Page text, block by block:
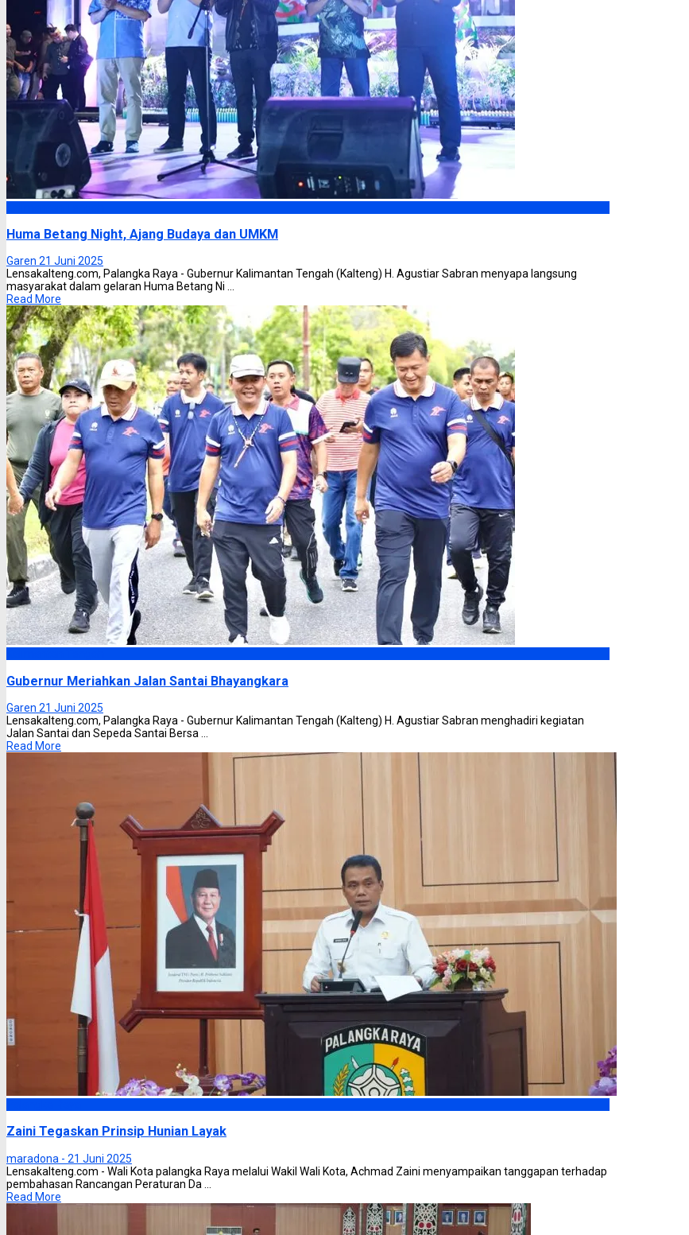
Huma Betang Night, Ajang Budaya dan UMKM
Garen 21 Juni 2025
Lensakalteng.com, Palangka Raya - Gubernur Kalimantan Tengah (Kalteng) H. Agustiar Sabran menyapa langsung
masyarakat dalam gelaran Huma Betang Ni ...
Read More
Gubernur Meriahkan Jalan Santai Bhayangkara
Garen 21 Juni 2025
Lensakalteng.com, Palangka Raya - Gubernur Kalimantan Tengah (Kalteng) H. Agustiar Sabran menghadiri kegiatan
Jalan Santai dan Sepeda Santai Bersa ...
Read More
Zaini Tegaskan Prinsip Hunian Layak
maradona - 21 Juni 2025
Lensakalteng.com - Wali Kota palangka Raya melalui Wakil Wali Kota, Achmad Zaini menyampaikan tanggapan terhadap
pembahasan Rancangan Peraturan Da ...
Read More